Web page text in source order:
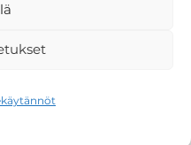
joka voi olla lievä tai
lihaskipuja, pahoinvointia ja